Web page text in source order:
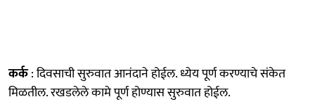
कर्क: दिवसाची सुरुवात आनंदाने होईल. ध्येय पूर्ण करण्याचे संकेत
मिळतील. रखडलेले कामे पूर्ण होण्यास सुरुवात होईल.